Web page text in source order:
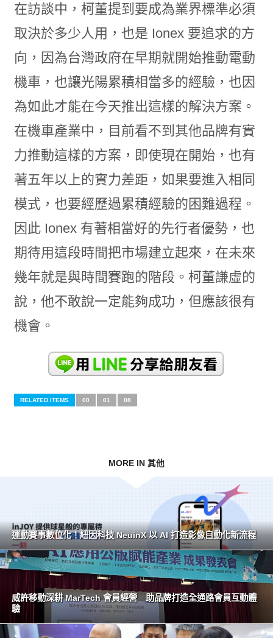
在訪談中，柯董提到要成為業界標準必須
取決於多少人用，也是 Ionex 要追求的方
向，因為台灣政府在早期就開始推動電動
機車，也讓光陽累積相當多的經驗，也因
為如此才能在今天推出這樣的解決方案。
在機車產業中，目前看不到其他品牌有實
力推動這樣的方案，即使現在開始，也有
著五年以上的實力差距，如果要進入相同
模式，也要經歷過累積經驗的困難過程。
因此 Ionex 有著相當好的先行者優勢，也
期待用這段時間把市場建立起來，在未來
幾年就是與時間賽跑的階段。柯董謙虛的
說，他不敢說一定能夠成功，但應該很有
機會。
RELATED ITEMS 00 01 08
MORE IN 其他
運動賽事數位化！紐因科技 NeuinX 以 AI 打造影像自動化新流程
威許移動深耕 MarTech 會員經營 助品牌打造全通路會員互動體
驗